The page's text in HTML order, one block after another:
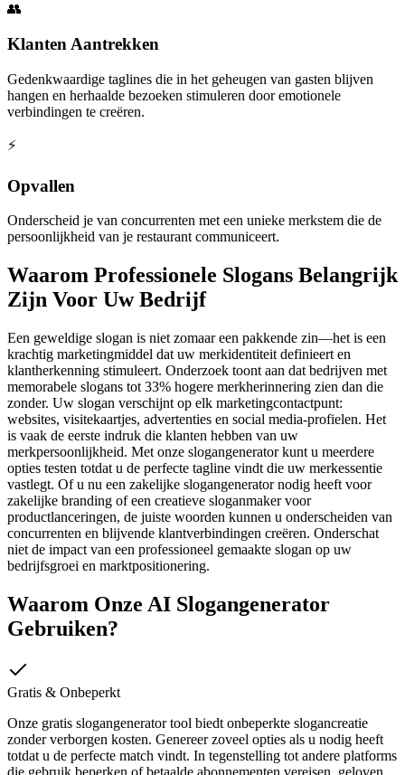
👥
Klanten Aantrekken
Gedenkwaardige taglines die in het geheugen van gasten blijven
hangen en herhaalde bezoeken stimuleren door emotionele
verbindingen te creëren.
⚡
Opvallen
Onderscheid je van concurrenten met een unieke merkstem die de
persoonlijkheid van je restaurant communiceert.
Waarom Professionele Slogans Belangrijk
Zijn Voor Uw Bedrijf
Een geweldige slogan is niet zomaar een pakkende zin—het is een
krachtig marketingmiddel dat uw merkidentiteit definieert en
klantherkenning stimuleert. Onderzoek toont aan dat bedrijven met
memorabele slogans tot 33% hogere merkherinnering zien dan die
zonder. Uw slogan verschijnt op elk marketingcontactpunt:
websites, visitekaartjes, advertenties en social media-profielen. Het
is vaak de eerste indruk die klanten hebben van uw
merkpersoonlijkheid. Met onze slogangenerator kunt u meerdere
opties testen totdat u de perfecte tagline vindt die uw merkessentie
vastlegt. Of u nu een zakelijke slogangenerator nodig heeft voor
zakelijke branding of een creatieve sloganmaker voor
productlanceringen, de juiste woorden kunnen u onderscheiden van
concurrenten en blijvende klantverbindingen creëren. Onderschat
niet de impact van een professioneel gemaakte slogan op uw
bedrijfsgroei en marktpositionering.
Waarom Onze AI Slogangenerator
Gebruiken?
Gratis & Onbeperkt
Onze gratis slogangenerator tool biedt onbeperkte slogancreatie
zonder verborgen kosten. Genereer zoveel opties als u nodig heeft
totdat u de perfecte match vindt. In tegenstelling tot andere platforms
die gebruik beperken of betaalde abonnementen vereisen, geloven